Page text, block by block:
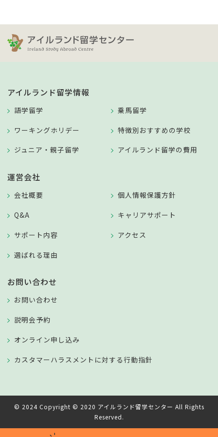
アイルランド留学情報
語学留学
ワーキングホリデー
ジュニア・親子留学
乗馬留学
特徴別おすすめの学校
アイルランド留学の費用
運営会社
会社概要
Q&A
サポート内容
選ばれる理由
個人情報保護方針
キャリアサポート
アクセス
お問い合わせ
お問い合わせ
説明会予約
オンライン申し込み
カスタマーハラスメントに対する行動指針
© 2024 Copyright © 2020 アイルランド留学センター All Rights
Reserved.